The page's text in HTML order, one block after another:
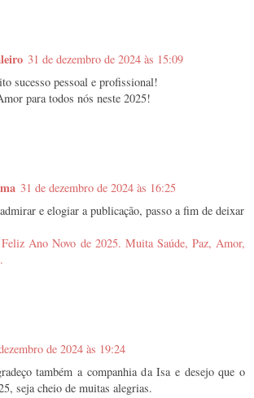
31 de dezembro de 2024 às 15:09
sucesso pessoal e profissional!
para todos nós neste 2025!
31 de dezembro de 2024 às 16:25
e elogiar a publicação, passo a fim de deixar
Ano Novo de 2025. Muita Saúde, Paz, Amor,
de 2024 às 19:24
também a companhia da Isa e desejo que o
seja cheio de muitas alegrias.